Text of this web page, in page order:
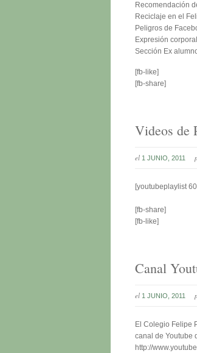
Recomendación
Reciclaje en el
Peligros de
Expresión
Sección Ex
[fb-like]
[fb-share]
Videos de
el 1 JUNIO, 2011
[youtubeplaylist
[fb-share]
[fb-like]
Canal
el 1 JUNIO, 2011
El Colegio Felipe
canal de Youtube
http://